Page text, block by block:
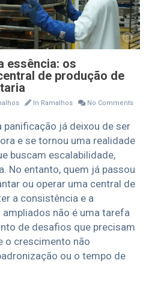
essência: os
de produção de
In Ramalhos No Comments
panificação já deixou de ser
e se tornou uma realidade
buscam escalabilidade,
No entanto, quem já passou
ou operar uma central de
a consistência e a
não é uma tarefa
de desafios que precisam
o crescimento não
ou o tempo de